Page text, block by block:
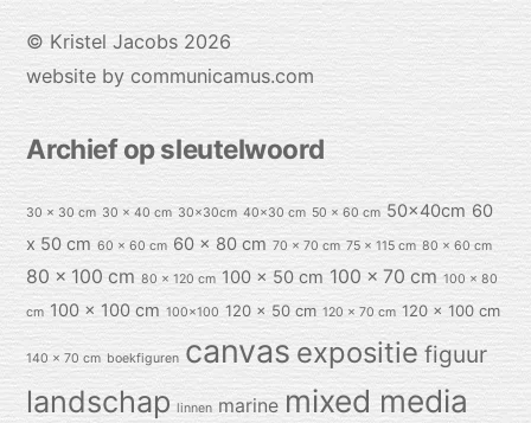
© Kristel Jacobs 2026
website by communicamus.com
Archief op sleutelwoord
30 x 30 cm 30 x 40 cm 30x30cm 40x30 cm 50 x 60 cm 50x40cm 60
x 50 cm 60 x 60 cm 60 x 80 cm 70 x 70 cm 75 x 115 cm 80 x 60 cm
80 x 100 cm 80 x 120 cm 100 x 50 cm 100 x 70 cm 100 x 80
cm 100 x 100 cm 100x100 120 x 50 cm 120 x 70 cm 120 x 100 cm
140 x 70 cm boekfiguren canvas expositie figuur
landschap linnen marine mixed media